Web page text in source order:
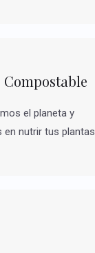
el planeta y
en nutrir tus plantas